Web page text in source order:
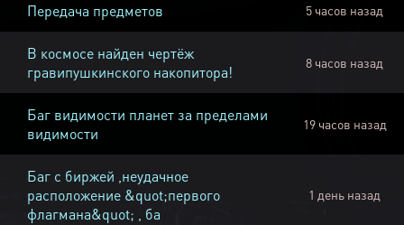
Передача предметов 5 часов назад
В космосе найден чертёж
гравипушкинского накопитора!
8 часов назад
Баг видимости планет за пределами
видимости
19 часов назад
Баг с биржей ,неудачное
расположение &quot;первого
флагмана&quot; , ба
1 день назад